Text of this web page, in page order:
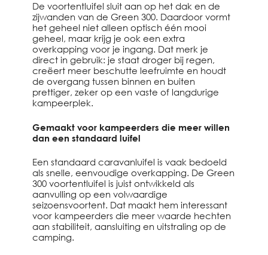
De voortentluifel sluit aan op het dak en de
zijwanden van de Green 300. Daardoor vormt
het geheel niet alleen optisch één mooi
geheel, maar krijg je ook een extra
overkapping voor je ingang. Dat merk je
direct in gebruik: je staat droger bij regen,
creëert meer beschutte leefruimte en houdt
de overgang tussen binnen en buiten
prettiger, zeker op een vaste of langdurige
kampeerplek.
Gemaakt voor kampeerders die meer willen
dan een standaard luifel
Een standaard caravanluifel is vaak bedoeld
als snelle, eenvoudige overkapping. De Green
300 voortentluifel is juist ontwikkeld als
aanvulling op een volwaardige
seizoensvoortent. Dat maakt hem interessant
voor kampeerders die meer waarde hechten
aan stabiliteit, aansluiting en uitstraling op de
camping.